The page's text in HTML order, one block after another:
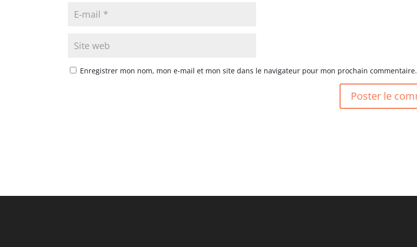
Enregistrer mon nom, mon e-mail et mon site dans le navigateur pour mon prochain commentaire.